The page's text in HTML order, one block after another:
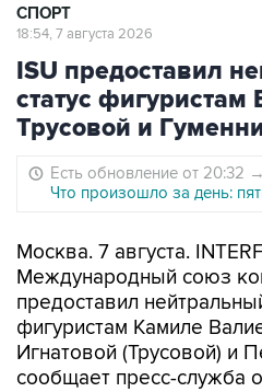
СПОРТ
18:54, 7 августа 2026
ISU предоставил
статус фигуристам
Трусовой и
Есть обновление от 20:32 →
Что произошло за день:
Москва. 7 августа.
Международный союз
предоставил
фигуристам Камиле
Игнатовой (Трусовой) и
сообщает пресс-служба